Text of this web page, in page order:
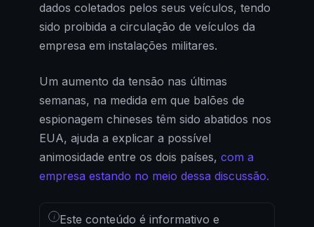
dados coletados pelos seus veículos, tendo
sido proibida a circulação de veículos da
empresa em instalações militares.
Um aumento da tensão nas últimas
semanas, na medida em que balões de
espionagem chineses têm sido abatidos nos
EUA, ajuda a explicar a possível
animosidade entre os dois países, com a
empresa estando no meio dessa discussão.
i Este conteúdo é informativo e